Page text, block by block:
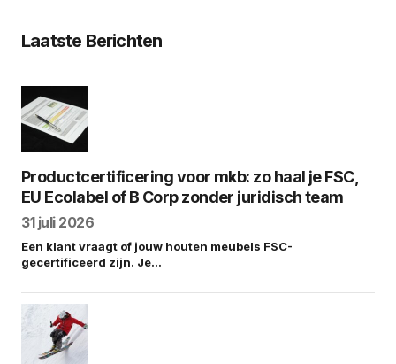
Laatste Berichten
Productcertificering voor mkb: zo haal je FSC,
EU Ecolabel of B Corp zonder juridisch team
31 juli 2026
Een klant vraagt of jouw houten meubels FSC-
gecertificeerd zijn. Je…